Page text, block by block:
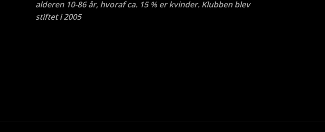
alderen 10-86 år, hvoraf ca. 15 % er kvinder. Klubben blev
stiftet i 2005